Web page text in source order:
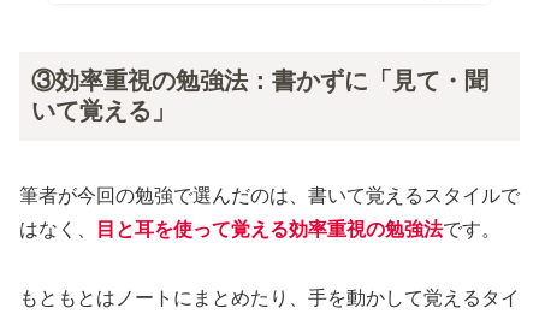
③効率重視の勉強法：書かずに「見て・聞
いて覚える」
筆者が今回の勉強で選んだのは、書いて覚えるスタイルで
はなく、
目と耳を使って覚える効率重視の勉強法です。
もともとはノートにまとめたり、手を動かして覚えるタイ